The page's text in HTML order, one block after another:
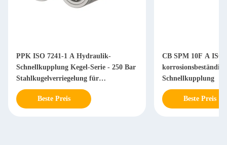
PPK ISO 7241-1 A Hydraulik-
Schnellkupplung Kegel-Serie - 250 Bar
Stahlkugelverriegelung für
Schwermaschinen
Beste Preis
CB SPM 10F A ISO
Schnellkupplung
Beste Preis